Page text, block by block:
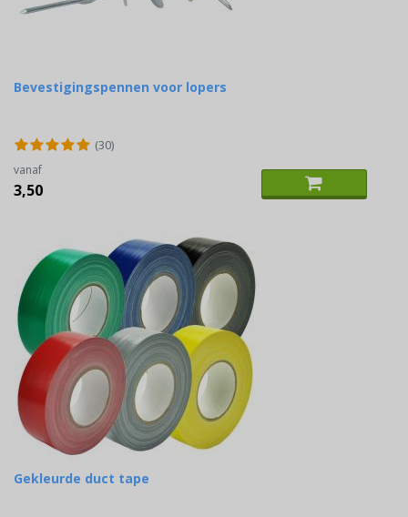
Bevestigingspennen voor lopers
(30)
vanaf
3,50
Gekleurde duct tape